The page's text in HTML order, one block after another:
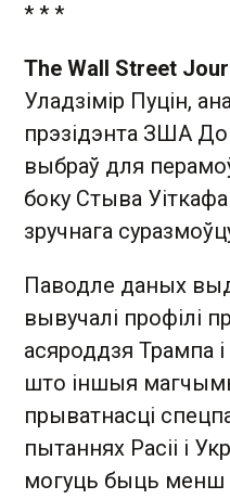
* * *
The Wall Street
Уладзімір Пуцін,
прэзідэнта ЗША
выбраў для
боку Стыва
зручнага
Паводле даных
вывучалі профілі
асяроддзя Трампа
што іншыя
прыватнасці
пытаннях Расіі і
могуць быць менш